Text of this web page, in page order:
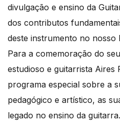
divulgação e ensino da
dos contributos
deste instrumento no nosso
Para a comemoração do
estudioso e guitarrista Aires
programa especial sobre a
pedagógico e artístico, as
legado no ensino da guitarra.